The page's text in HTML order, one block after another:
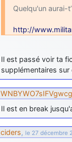
Quelqu'un aurai-
http://
Il est passé voir ta
supplémentaires sur
Il est en break
ciders, le 27 décembre